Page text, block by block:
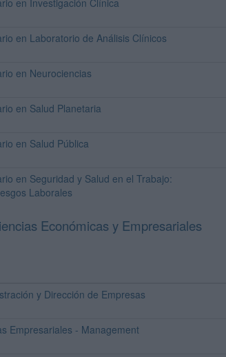
en Investigación Clínica
en Laboratorio de Análisis Clínicos
en Neurociencias
en Salud Planetaria
en Salud Pública
en Seguridad y Salud en el Trabajo:
Laborales
Económicas y Empresariales
y Dirección de Empresas
Empresariales - Management